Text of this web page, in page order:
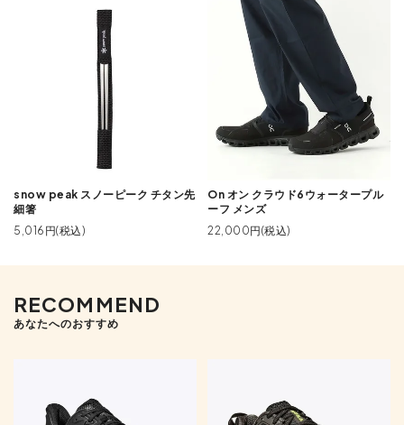
snow peak スノーピーク チタン先
細箸
5,016円(税込)
On オン クラウド6ウォータープル
ーフ メンズ
22,000円(税込)
RECOMMEND
あなたへのおすすめ